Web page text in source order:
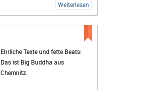
Weiterlesen
Ehrliche Texte und fette Beats:
Das ist Big Buddha aus
Chemnitz.